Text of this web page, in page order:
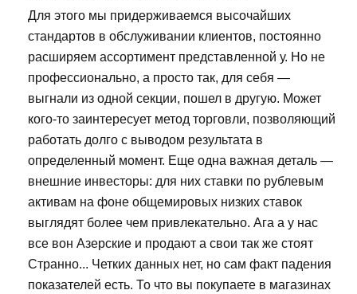
Для этого мы придерживаемся высочайших
стандартов в обслуживании клиентов, постоянно
расширяем ассортимент представленной у. Но не
профессионально, а просто так, для себя —
выгнали из одной секции, пошел в другую. Может
кого-то заинтересует метод торговли, позволяющий
работать долго с выводом результата в
определенный момент. Еще одна важная деталь —
внешние инвесторы: для них ставки по рублевым
активам на фоне общемировых низких ставок
выглядят более чем привлекательно. Ага а у нас
все вон Азерские и продают а свои так же стоят
Странно... Четких данных нет, но сам факт падения
показателей есть. То что вы покупаете в магазинах